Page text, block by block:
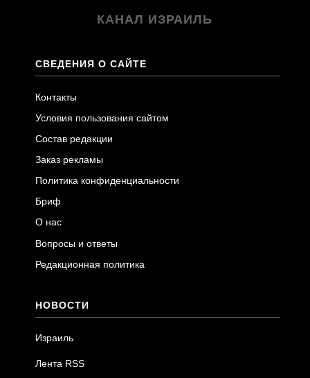
КАНАЛ ИЗРАИЛЬ
СВЕДЕНИЯ О САЙТЕ
Контакты
Условия пользования сайтом
Состав редакции
Заказ рекламы
Политика конфиденциальности
Бриф
О нас
Вопросы и ответы
Редакционная политика
НОВОСТИ
Израиль
Лента RSS